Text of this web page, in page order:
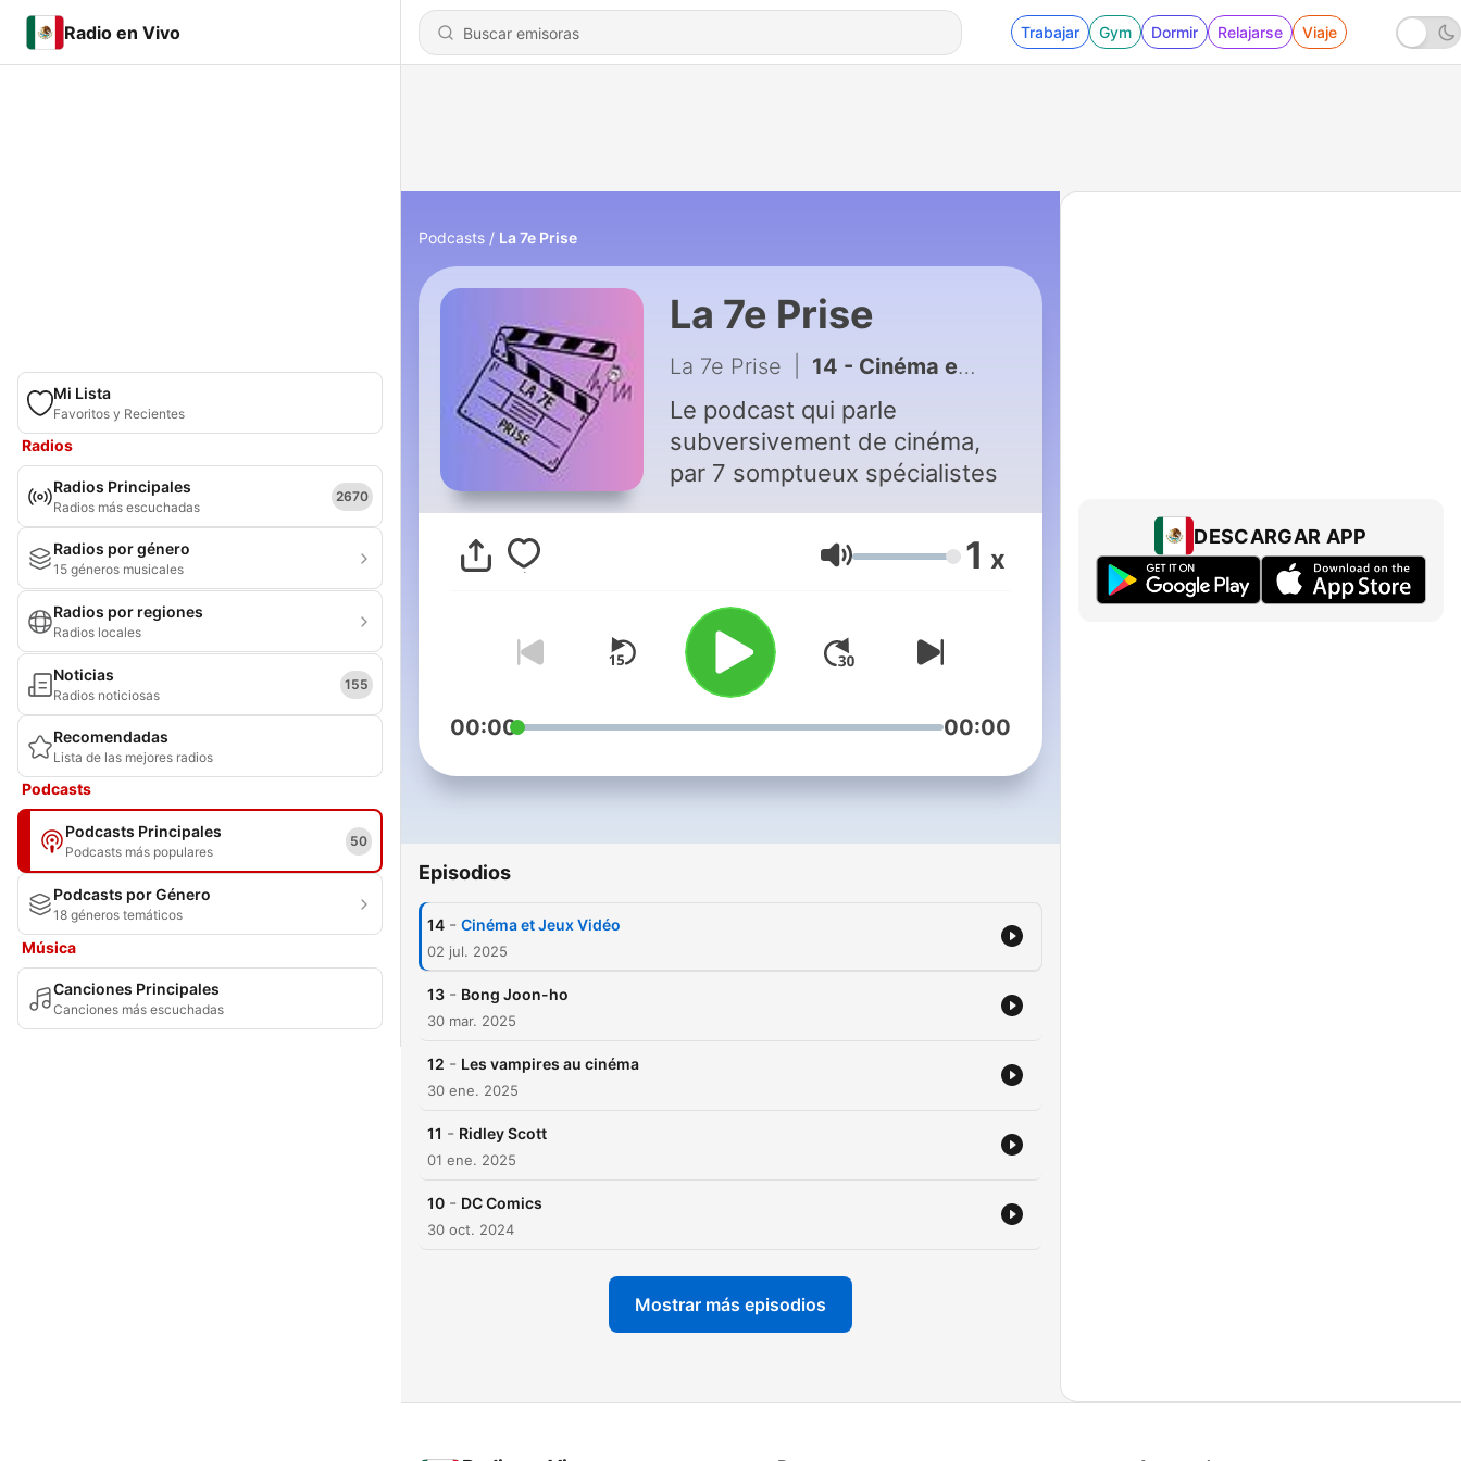
Radio en Vivo Trabajar Gym Dormir Relajarse Viaje
Mi Lista
Favoritos y Recientes
Radios
Radios Principales
Radios más escuchadas
2670
Radios por género
15 géneros musicales
Radios por regiones
Radios locales
Noticias
Radios noticiosas
155
Recomendadas
Lista de las mejores radios
Podcasts
Podcasts Principales
Podcasts más populares
50
Podcasts por Género
18 géneros temáticos
Música
Canciones Principales
Canciones más escuchadas
Podcasts La 7e Prise
La 7e Prise
La 7e Prise 14 - Cinéma et Jeux Vidéo
Le podcast qui parle
subversivement de cinéma,
par 7 somptueux spécialistes
Volumen 1 x
00:00 00:00
Episodios
14 - Cinéma et Jeux Vidéo
02 jul. 2025
13 - Bong Joon-ho
30 mar. 2025
12 - Les vampires au cinéma
30 ene. 2025
11 - Ridley Scott
01 ene. 2025
10 - DC Comics
30 oct. 2024
Mostrar más episodios
DESCARGAR APP